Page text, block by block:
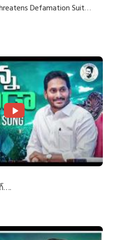
Defamation Suit